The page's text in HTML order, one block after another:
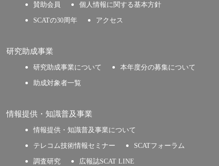
賛助会員
個人情報に関する基本方針
SCATの30周年
アクセス
研究助成事業
研究助成事業について
本年度分の募集について
助成対象者一覧
情報提供・知識普及事業
情報提供・知識普及事業について
テレコム技術情報セミナー
SCATフォーラム
調査研究
広報誌SCAT LINE